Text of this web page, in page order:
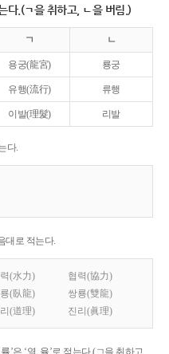
다.(ㄱ을 취하고, ㄴ을 버림.)
ㄱ ㄴ
용궁(龍宮) 룡궁
유행(流行) 류행
이발(理髮) 리발
다.
대로 적는다.
(水力)
협력(協力)
(臥龍)
쌍룡(雙龍)
(道理) 진리(眞理)
’은 ‘열, 율’로 적는다.(ㄱ을 취하고